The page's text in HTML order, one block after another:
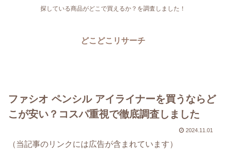
探している商品がどこで買えるか？を調査しました！
どこどこリサーチ
ファシオ ペンシル アイライナーを買うならど
こが安い？コスパ重視で徹底調査しました
2024.11.01
（当記事のリンクには広告が含まれています）